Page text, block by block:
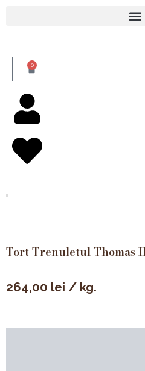
0
Cart
Tort Trenuletul Thomas
264,00 lei / kg.